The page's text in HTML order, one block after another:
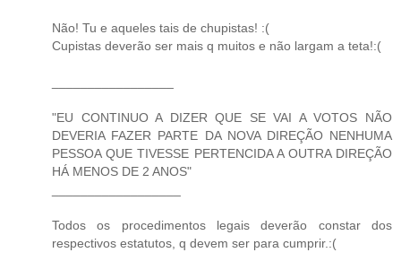
Não! Tu e aqueles tais de chupistas! :(
Cupistas deverão ser mais q muitos e não largam a teta!:(
"EU CONTINUO A DIZER QUE SE VAI A VOTOS NÃO
DEVERIA FAZER PARTE DA NOVA DIREÇÃO NENHUMA
PESSOA QUE TIVESSE PERTENCIDA A OUTRA DIREÇÃO
HÁ MENOS DE 2 ANOS"
Todos os procedimentos legais deverão constar dos
respectivos estatutos, q devem ser para cumprir.:(